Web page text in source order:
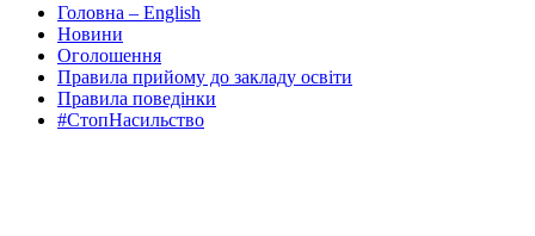
Головна – English
Новини
Оголошення
Правила прийому до закладу освіти
Правила поведінки
#СтопНасильство